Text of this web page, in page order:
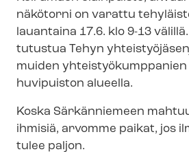
näkötorni on varattu
lauantaina 17.6. klo 9-13
tutustua Tehyn
muiden
huvipuiston alueella.
Koska Särkänniemeen
ihmisiä, arvomme paikat, jos
tulee paljon.